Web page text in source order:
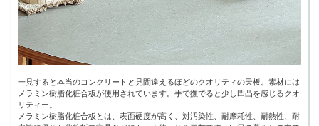
一見すると本当のコンクリートと見間違えるほどのクオリティの天板。素材には
メラミン樹脂化粧合板が使用されています。手で撫でると少し凹凸を感じるクオ
リティー。
メラミン樹脂化粧合板とは、表面硬度が高く、対汚染性、耐摩耗性、耐熱性、耐